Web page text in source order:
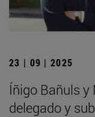
23 | 09 | 2025
Íñigo Bañuls y
delegado y